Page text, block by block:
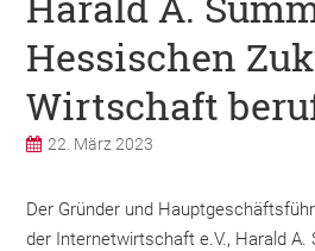
Hessischen
Wirtschaft
22. März 2023
Der Gründer und
der Internetwirtschaft e.V., Harald A.